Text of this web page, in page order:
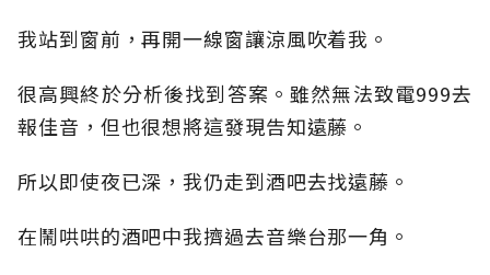
我站到窗前，再開一線窗讓涼風吹着我。
很高興終於分析後找到答案。雖然無法致電999去
報佳音，但也很想將這發現告知遠藤。
所以即使夜已深，我仍走到酒吧去找遠藤。
在鬧哄哄的酒吧中我擠過去音樂台那一角。